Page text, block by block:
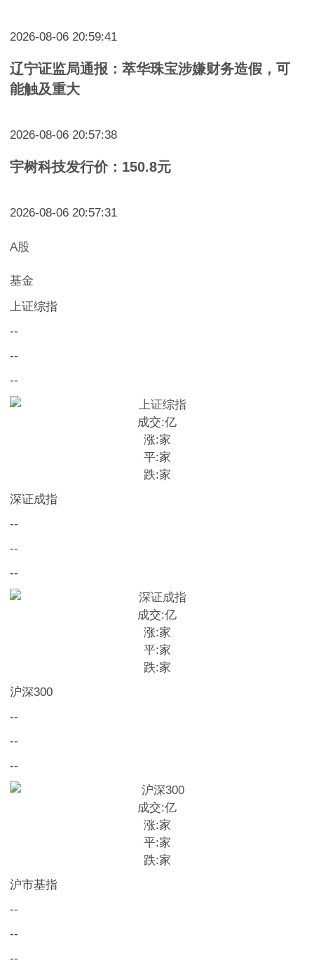
2026-08-06 20:59:41
辽宁证监局通报：萃华珠宝涉嫌财务造假，可
能触及重大
2026-08-06 20:57:38
宇树科技发行价：150.8元
2026-08-06 20:57:31
A股
基金
上证综指
--
--
--
成交:亿
涨:家
平:家
跌:家
深证成指
--
--
--
成交:亿
涨:家
平:家
跌:家
沪深300
--
--
--
成交:亿
涨:家
平:家
跌:家
沪市基指
--
--
--